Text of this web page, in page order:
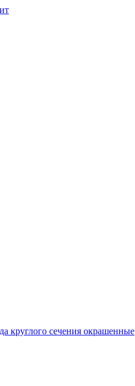
круглого сечения окрашенные